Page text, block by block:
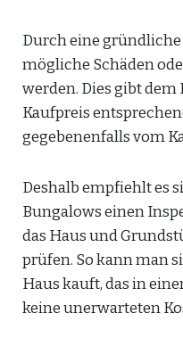
Durch eine
mögliche Schäden
werden. Dies gibt
Kaufpreis
gegebenenfalls vom
Deshalb empfiehlt es
Bungalows einen
das Haus und
prüfen. So kann man
Haus kauft, das in
keine unerwarteten